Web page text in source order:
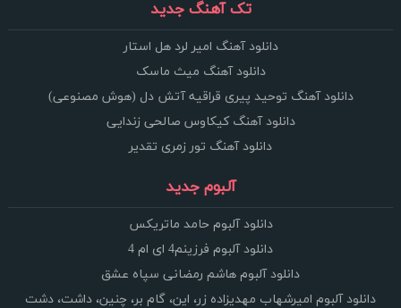
تک آهنگ جدید
دانلود آهنگ امیر لرد هل استار
دانلود آهنگ میث ماسک
دانلود آهنگ توحید پیری قراقیه آتش دل (هوش مصنوعی)
دانلود آهنگ کیکاوس صالحی زندایی
دانلود آهنگ تور زمری تقدیر
آلبوم جدید
دانلود آلبوم حامد ماتریکس
دانلود آلبوم فرزینم4 ای ام 4
دانلود آلبوم هاشم رمضانی سپاه عشق
دانلود آلبوم امیرشهاب مهدیزاده زر، این، گام بر، چنین، داشت، دشت